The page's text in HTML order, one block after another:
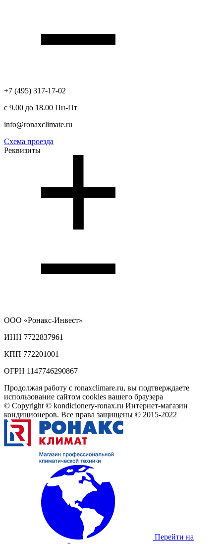
+7 (495) 317-17-02
с 9.00 до 18.00 Пн-Пт
info@ronaxclimate.ru
Схема проезда
Реквизиты
ООО «Ронакс-Инвест»
ИНН 7722837961
КПП 772201001
ОГРН 1147746290867
Продолжая работу с ronaxclimare.ru, вы подтверждаете
использование сайтом cookies вашего браузера
© Copyright © kondicionery-ronax.ru Интернет-магазин
кондиционеров. Все права защищены © 2015-2022
Перейти на